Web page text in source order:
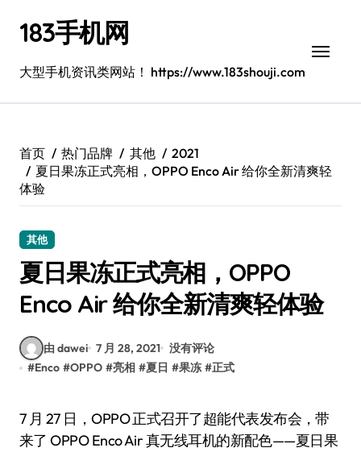
183手机网
大型手机资讯类网站！ https://www.183shouji.com
首页 热门品牌 其他
2021
夏日果冻正式亮相，OPPO Enco Air 给你全新清爽轻
体验
其他
夏日果冻正式亮相，OPPO
Enco Air 给你全新清爽轻体验
由 dawei 7 月 28, 2021 没有评论
#Enco #OPPO #亮相 #夏日 #果冻 #正式
7 月 27 日，OPPO 正式召开了超能代表发布会，带
来了 OPPO Enco Air 真无线耳机的新配色——夏日果